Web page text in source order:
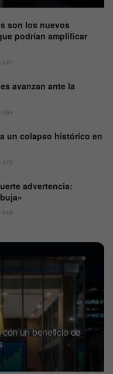
son los nuevos
podrían amplificar
547
avanzan ante la
564
un colapso histórico en
673
advertencia:
648
con un beneficio de